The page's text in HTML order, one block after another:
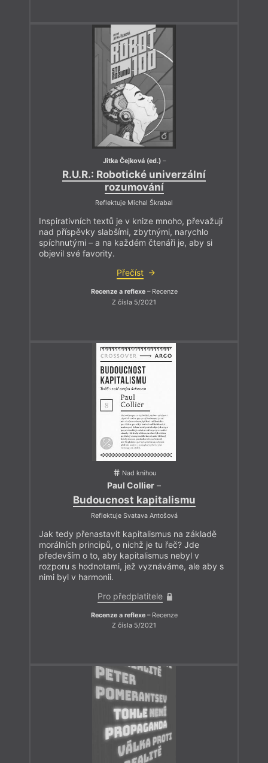
Jitka Čejková (ed.)–
R.U.R.: Robotické univerzální
rozumování
Reflektuje Michal Škrabal
Inspirativních textů je v knize mnoho, převažují
nad příspěvky slabšími, zbytnými, narychlo
spíchnutými – a na každém čtenáři je, aby si
objevil své favority.
Přečíst
Recenze a reflexe– Recenze
Z čísla 5/2021
Nad knihou
Paul Collier –
Budoucnost kapitalismu
Reflektuje Svatava Antošová
Jak tedy přenastavit kapitalismus na základě
morálních principů, o nichž je tu řeč? Jde
především o to, aby kapitalismus nebyl v
rozporu s hodnotami, jež vyznáváme, ale aby s
nimi byl v harmonii.
Pro předplatitele
Recenze a reflexe– Recenze
Z čísla 5/2021